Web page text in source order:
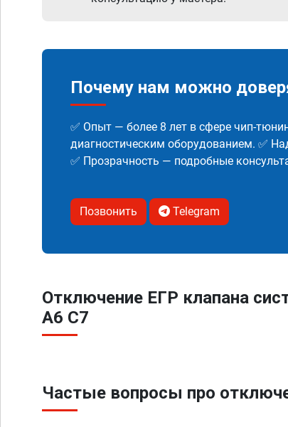
Почему нам можно
✅ Опыт — более 8 лет в сфере чип-
диагностическим оборудованием. ✅
✅ Прозрачность — подробные
Позвонить Telegram
Отключение ЕГР клапана
A6 C7
Частые вопросы про